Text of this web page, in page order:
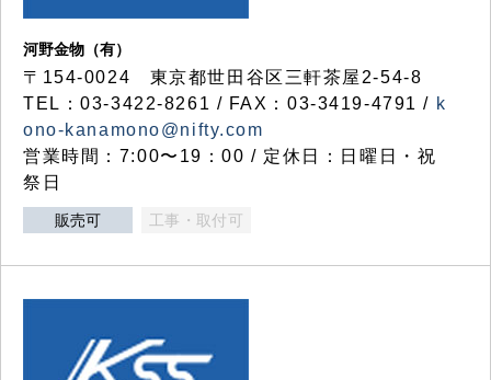
河野金物（有）
〒154-0024 東京都世田谷区三軒茶屋2-54-8
TEL：03-3422-8261 / FAX：03-3419-4791 / k
ono-kanamono@nifty.com
営業時間：7:00〜19：00 / 定休日：日曜日・祝
祭日
販売可 工事・取付可